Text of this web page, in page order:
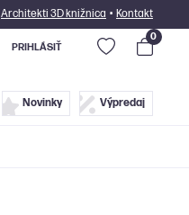
Architekti 3D knižnica • Kontakt
PRIHLÁSIŤ
0
Novinky Výpredaj